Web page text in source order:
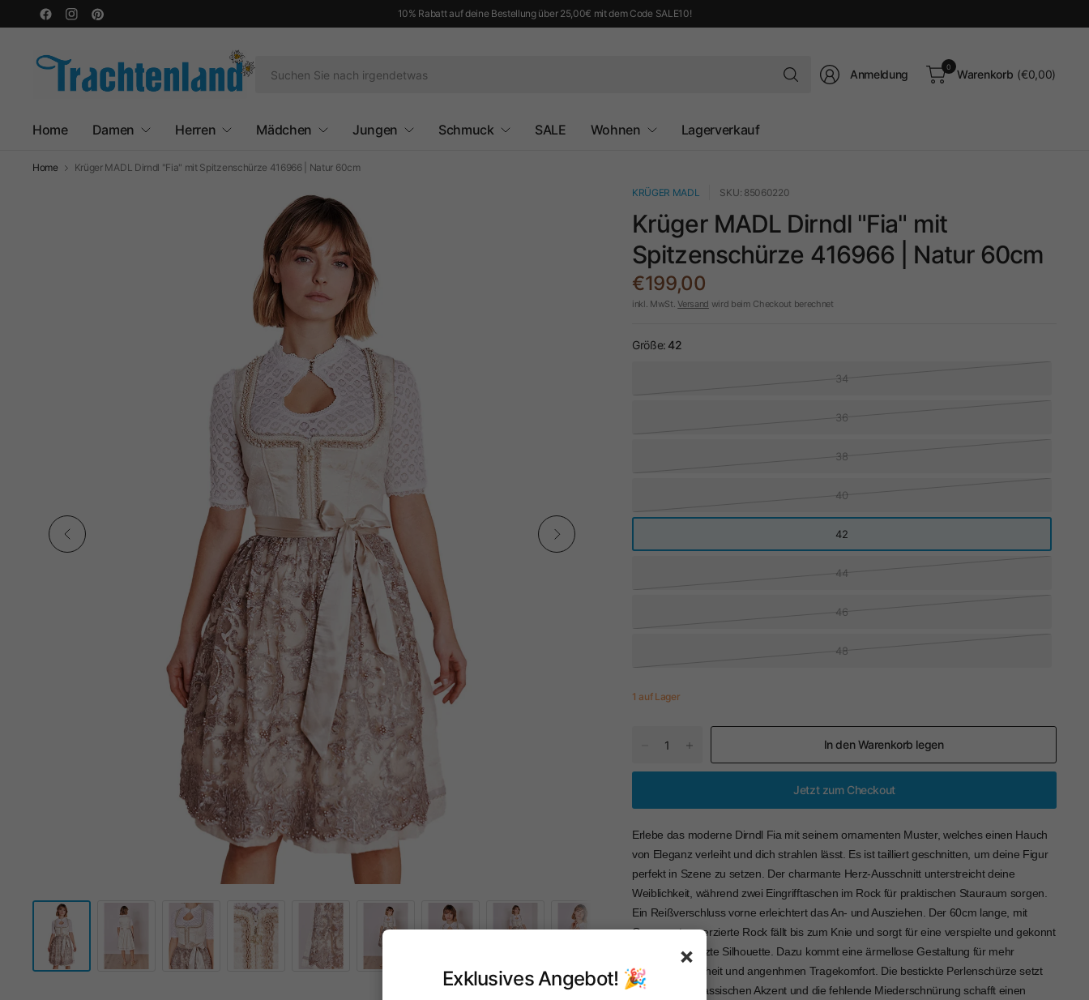
10% Rabatt auf deine Bestellung über 25,00€ mit dem Code SALE10!
Suchen
Sie
Anmeldung
0
Warenkorb (€0,00)
Home Damen Herren Mädchen Jungen Schmuck SALE Wohnen Lagerverkauf
Home Krüger MADL Dirndl "Fia" mit Spitzenschürze 416966 | Natur 60cm
KRÜGER MADL SKU: 85060220
Krüger MADL Dirndl "Fia" mit
Spitzenschürze 416966 | Natur 60cm
€199,00
inkl. MwSt.Versand wird beim Checkout berechnet
Größe: 42
34
36
38
40
42
44
46
48
1 auf Lager
In den Warenkorb legen
Jetzt zum Checkout
Erlebe das moderne Dirndl Fia mit seinem ornamenten Muster, welches einen Hauch
von Eleganz verleiht und dich strahlen lässt. Es ist tailliert geschnitten, um deine Figur
perfekt in Szene zu setzen. Der charmante Herz-Ausschnitt unterstreicht deine
Weiblichkeit, während zwei Eingrifftaschen im Rock für praktischen Stauraum sorgen.
Ein Reißverschluss vorne erleichtert das An- und Ausziehen. Der 60cm lange, mit
Ornamenten verzierte Rock fällt bis zum Knie und sorgt für eine verspielte und gekonnt
in Szene gesetzte Silhouette. Dazu kommt eine ärmellose Gestaltung für mehr
Bewegungsfreiheit und angenhmen Tragekomfort. Die bestickte Perlenschürze setzt
einen edlen, klassischen Akzent und die fehlende Miederschnürung schafft einen
×
Exklusives Angebot! 🎉